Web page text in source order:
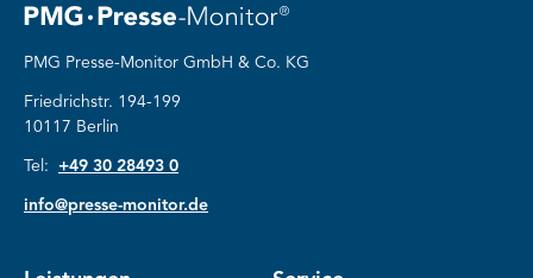
PMG Presse-Monitor GmbH & Co. KG
Friedrichstr. 194-199
10117 Berlin
Tel: +49 30 28493 0
info@presse-monitor.de